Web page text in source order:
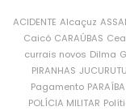
ACIDENTE Alcaçuz
Caicó CARAÚBAS
currais novos Dilma
PIRANHAS JUCURUTU
Pagamento PARAÍBA
POLÍCIA MILITAR